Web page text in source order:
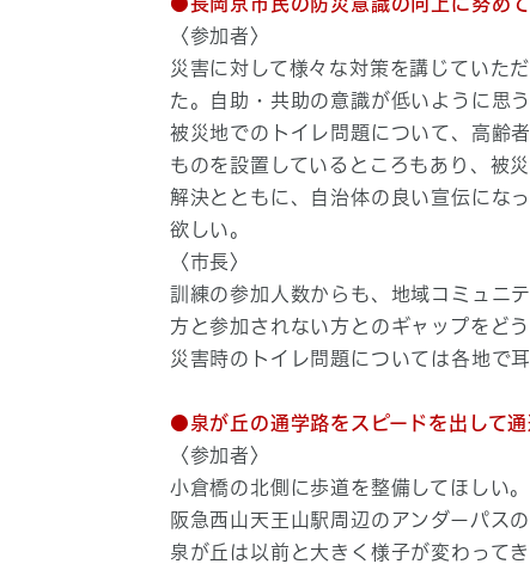
●長岡京市民の防災意識の向上に努め
〈参加者〉
災害に対して様々な対策を講じていた
た。自助・共助の意識が低いように思う
被災地でのトイレ問題について、高齢
ものを設置しているところもあり、被
解決とともに、自治体の良い宣伝にな
欲しい。
〈市長〉
訓練の参加人数からも、地域コミュニ
方と参加されない方とのギャップをど
災害時のトイレ問題については各地で
●泉が丘の通学路をスピードを出して通
〈参加者〉
小倉橋の北側に歩道を整備してほしい。
阪急西山天王山駅周辺のアンダーパス
泉が丘は以前と大きく様子が変わって